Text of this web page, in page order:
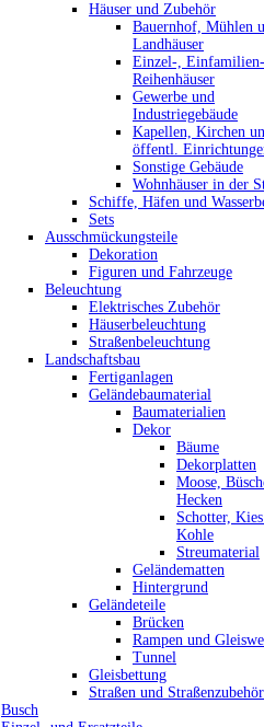
Häuser und Zubehör
Bauernhof, Mühlen
Landhäuser
Einzel-,
Reihenhäuser
Gewerbe und
Industriegebäude
Kapellen, Kirchen
öffentl.
Sonstige Gebäude
Wohnhäuser in der
Schiffe, Häfen und
Sets
Ausschmückungsteile
Dekoration
Figuren und Fahrzeuge
Beleuchtung
Elektrisches Zubehör
Häuserbeleuchtung
Straßenbeleuchtung
Landschaftsbau
Fertiganlagen
Geländebaumaterial
Baumaterialien
Dekor
Bäume
Dekorplatten
Moose,
Hecken
Schotter,
Kohle
Streumaterial
Geländematten
Hintergrund
Geländeteile
Brücken
Rampen und
Tunnel
Gleisbettung
Straßen und Straßenzubehör
Busch